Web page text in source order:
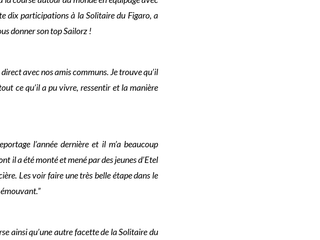
dix participations à la Solitaire du Figaro, a
donner sontop Sailorz !
avec nos amis communs. Je trouve qu’il
ce qu’il a pu vivre, ressentir et la manière
l’année dernière et il m’a beaucoup
il a été monté et mené par des jeunes d’Etel
Les voir faire une très belle étape dans le
ainsi qu’une autre facette de la Solitaire du